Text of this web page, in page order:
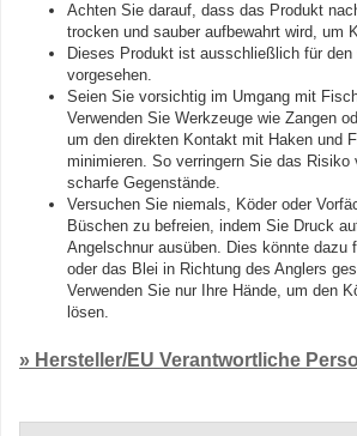
Achten Sie darauf, dass das Produkt
trocken und sauber aufbewahrt wird, um
Dieses Produkt ist ausschließlich für den
vorgesehen.
Seien Sie vorsichtig im Umgang mit
Verwenden Sie Werkzeuge wie Zangen
um den direkten Kontakt mit Haken und
minimieren. So verringern Sie das Risiko
scharfe Gegenstände.
Versuchen Sie niemals, Köder oder
Büschen zu befreien, indem Sie Druck
Angelschnur ausüben. Dies könnte dazu
oder das Blei in Richtung des Anglers
Verwenden Sie nur Ihre Hände, um den
lösen.
» Hersteller/EU Verantwortliche